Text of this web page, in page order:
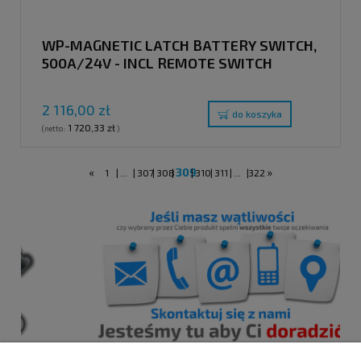
WP-MAGNETIC LATCH BATTERY SWITCH,
500A/24V - INCL REMOTE SWITCH
2 116,00 zł
(netto: 1 720,33 zł)
do koszyka
« 1 | | 307| 308|309
|310| 311 | |322 »